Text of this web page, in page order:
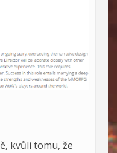
kvůli tomu, že